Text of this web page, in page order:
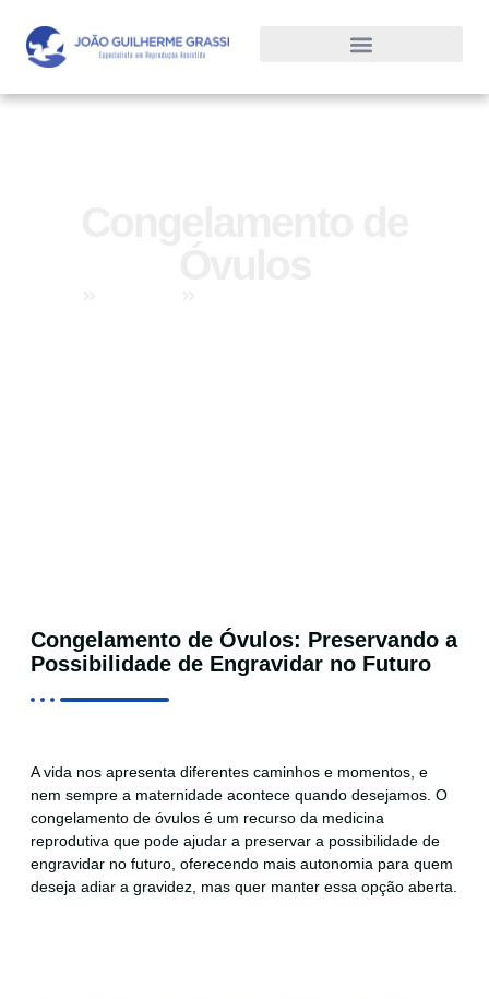
Congelamento de Óvulos: Preservando a
Possibilidade de Engravidar no Futuro
A vida nos apresenta diferentes caminhos e momentos, e
nem sempre a maternidade acontece quando desejamos. O
congelamento de óvulos é um recurso da medicina
reprodutiva que pode ajudar a preservar a possibilidade de
engravidar no futuro, oferecendo mais autonomia para quem
deseja adiar a gravidez, mas quer manter essa opção aberta.